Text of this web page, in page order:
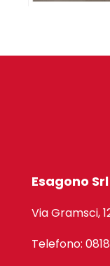
Esagono Srl
Via Gramsci,
Telefono: